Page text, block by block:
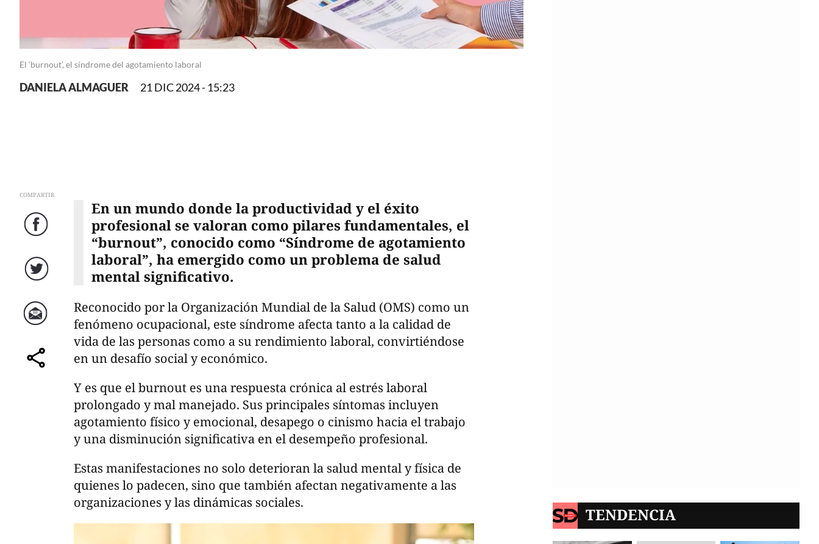
El ‘burnout’, el síndrome del agotamiento laboral
DANIELA ALMAGUER 21 DIC 2024 - 15:23
COMPARTIR
Facebook
Twitter
Correo
comparte
En un mundo donde la productividad y el éxito
profesional se valoran como pilares fundamentales, el
“burnout”, conocido como “Síndrome de agotamiento
laboral”, ha emergido como un problema de salud
mental significativo.
Reconocido por la Organización Mundial de la Salud (OMS) como un
fenómeno ocupacional, este síndrome afecta tanto a la calidad de
vida de las personas como a su rendimiento laboral, convirtiéndose
en un desafío social y económico.
Y es que el burnout es una respuesta crónica al estrés laboral
prolongado y mal manejado. Sus principales síntomas incluyen
agotamiento físico y emocional, desapego o cinismo hacia el trabajo
y una disminución significativa en el desempeño profesional.
Estas manifestaciones no solo deterioran la salud mental y física de
quienes lo padecen, sino que también afectan negativamente a las
organizaciones y las dinámicas sociales.
TENDENCIA